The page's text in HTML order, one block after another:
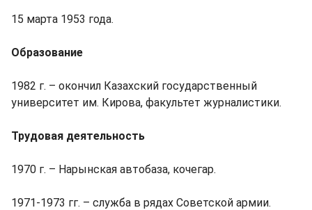
15 марта 1953 года.
Образование
1982 г. – окончил Казахский государственный
университет им. Кирова, факультет журналистики.
Трудовая деятельность
1970 г. – Нарынская автобаза, кочегар.
1971-1973 гг. – служба в рядах Советской армии.